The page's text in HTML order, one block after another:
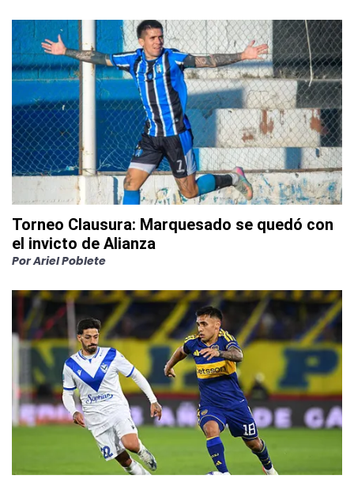
Torneo Clausura: Marquesado se quedó con
el invicto de Alianza
PorAriel Poblete